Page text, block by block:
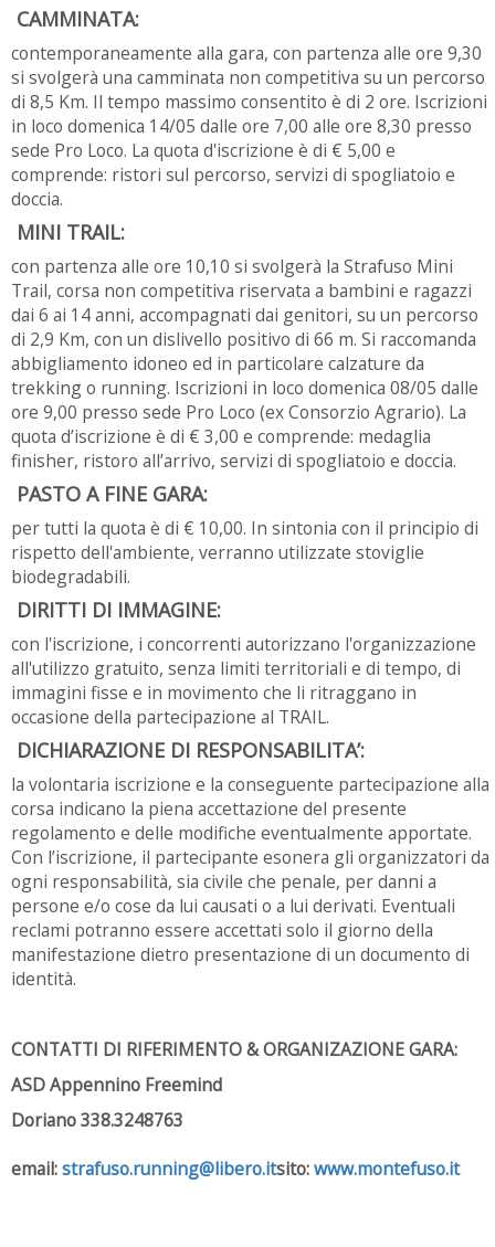
CAMMINATA:
contemporaneamente alla gara, con partenza alle ore 9,30
si svolgerà una camminata non competitiva su un percorso
di 8,5 Km. Il tempo massimo consentito è di 2 ore. Iscrizioni
in loco domenica 14/05 dalle ore 7,00 alle ore 8,30 presso
sede Pro Loco. La quota d'iscrizione è di € 5,00 e
comprende: ristori sul percorso, servizi di spogliatoio e
doccia.
MINI TRAIL:
con partenza alle ore 10,10 si svolgerà la Strafuso Mini
Trail, corsa non competitiva riservata a bambini e ragazzi
dai 6 ai 14 anni, accompagnati dai genitori, su un percorso
di 2,9 Km, con un dislivello positivo di 66 m. Si raccomanda
abbigliamento idoneo ed in particolare calzature da
trekking o running. Iscrizioni in loco domenica 08/05 dalle
ore 9,00 presso sede Pro Loco (ex Consorzio Agrario). La
quota d’iscrizione è di € 3,00 e comprende: medaglia
finisher, ristoro all’arrivo, servizi di spogliatoio e doccia.
PASTO A FINE GARA:
per tutti la quota è di € 10,00. In sintonia con il principio di
rispetto dell'ambiente, verranno utilizzate stoviglie
biodegradabili.
DIRITTI DI IMMAGINE:
con l'iscrizione, i concorrenti autorizzano l'organizzazione
all'utilizzo gratuito, senza limiti territoriali e di tempo, di
immagini fisse e in movimento che li ritraggano in
occasione della partecipazione al TRAIL.
DICHIARAZIONE DI RESPONSABILITA’:
la volontaria iscrizione e la conseguente partecipazione alla
corsa indicano la piena accettazione del presente
regolamento e delle modifiche eventualmente apportate.
Con l’iscrizione, il partecipante esonera gli organizzatori da
ogni responsabilità, sia civile che penale, per danni a
persone e/o cose da lui causati o a lui derivati. Eventuali
reclami potranno essere accettati solo il giorno della
manifestazione dietro presentazione di un documento di
identità.
CONTATTI DI RIFERIMENTO & ORGANIZAZIONE GARA:
ASD Appennino Freemind
Doriano 338.3248763
email:strafuso.running@libero.itsito:www.montefuso.it